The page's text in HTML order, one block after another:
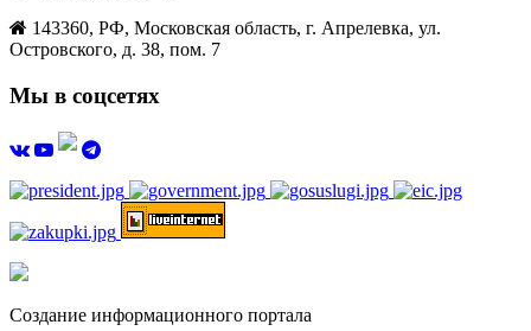
143360, РФ, Московская область, г. Апрелевка, ул.
Островского, д. 38, пом. 7
Мы в соцсетях
Создание информационного портала